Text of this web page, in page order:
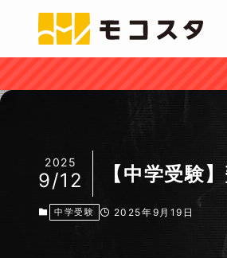
【中学受験
2025
9/12
中学受験 2025年9月19日